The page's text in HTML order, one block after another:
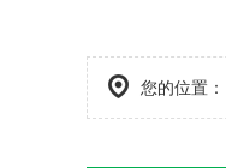
您的位置：